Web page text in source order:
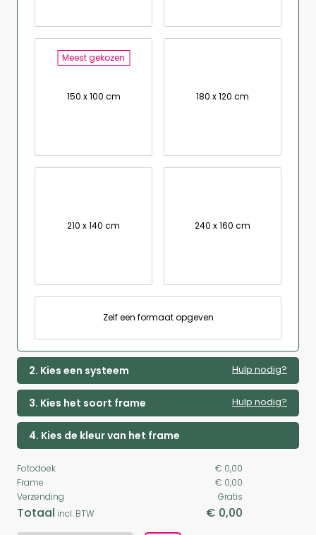
Meest gekozen
150 x 100 cm 180 x 120 cm
210 x 140 cm 240 x 160 cm
Zelf een formaat opgeven
2. Kies een systeem Hulp nodig?
3. Kies het soort frame Hulp nodig?
4. Kies de kleur van het frame
Fotodoek
€ 0,00
Frame
€ 0,00
Verzending
Gratis
Totaal incl. BTW € 0,00